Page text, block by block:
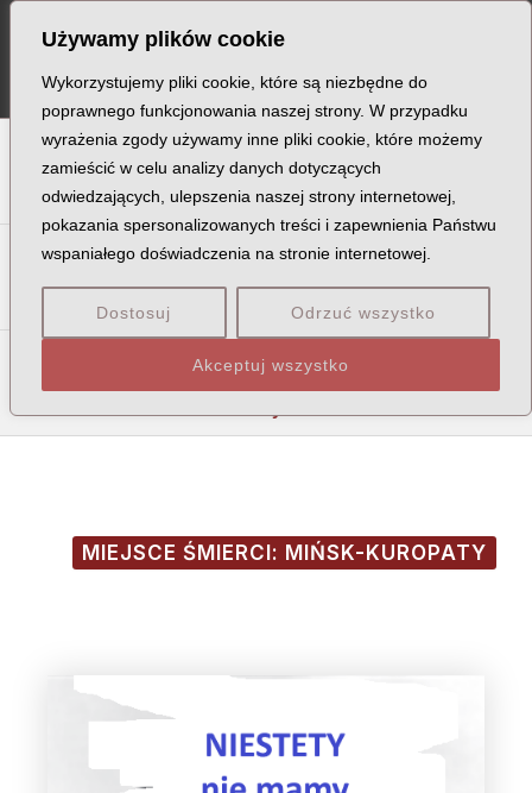
Używamy plików cookie
Wykorzystujemy pliki cookie, które są niezbędne do
poprawnego funkcjonowania naszej strony. W przypadku
wyrażenia zgody używamy inne pliki cookie, które możemy
zamieścić w celu analizy danych dotyczących
odwiedzających, ulepszenia naszej strony internetowej,
pokazania spersonalizowanych treści i zapewnienia Państwu
wspaniałego doświadczenia na stronie internetowej.
Dostosuj Odrzuć wszystko
Akceptuj wszystko
content
B C D E F G H I J K L Ł M
O P Q R S T U V W X Z
Sa Sc Se Si Sk Śl Sł Sm Sn So
Sy Sz
Szk Szm
MIEJSCE ŚMIERCI: MIŃSK-KUROPATY
navigation